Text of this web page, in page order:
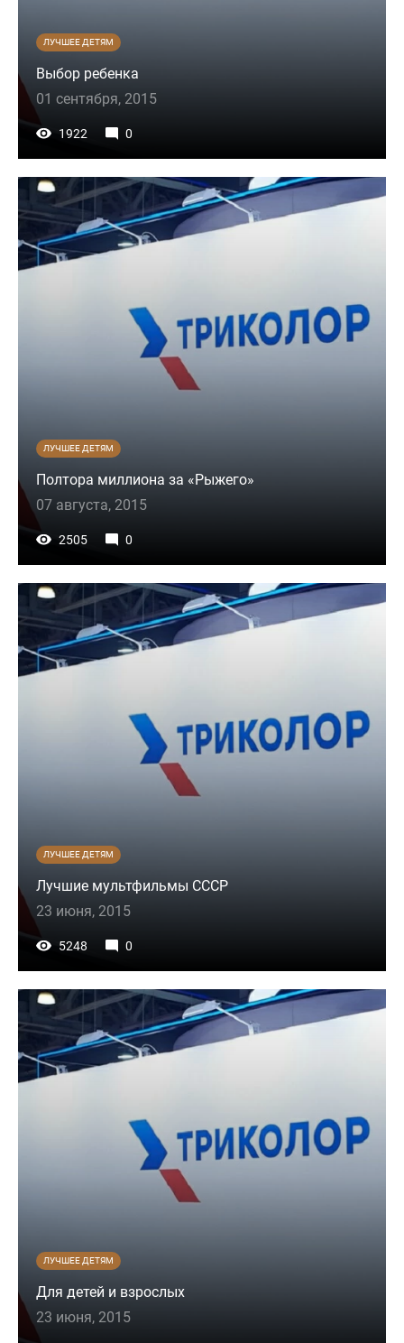
ЛУЧШЕЕ ДЕТЯМ
Выбор ребенка
01 сентября, 2015
1922 0
ЛУЧШЕЕ ДЕТЯМ
Полтора миллиона за «Рыжего»
07 августа, 2015
2505 0
ЛУЧШЕЕ ДЕТЯМ
Лучшие мультфильмы СССР
23 июня, 2015
5248 0
ЛУЧШЕЕ ДЕТЯМ
Для детей и взрослых
23 июня, 2015